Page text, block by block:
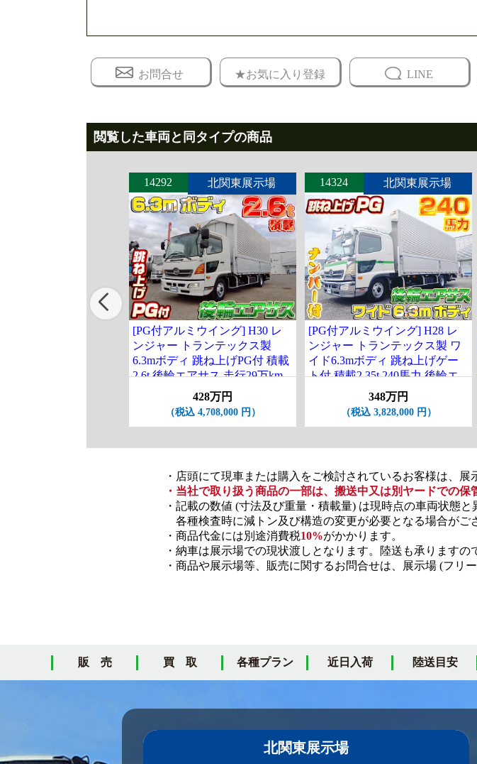
お問合せ ★お気に入り登録 LINE
閲覧した車両と同タイプの商品
14292 北関東展示場
[PG付アルミウイング] H30 レ
ンジャー トランテックス製
6.3mボディ 跳ね上げPG付 積載
2.6t 後輪エアサス 走行29万km
428万円
（税込 4,708,000 円）
14324 北関東展示場
[PG付アルミウイング] H28 レ
ンジャー トランテックス製 ワ
イド6.3mボディ 跳ね上げゲー
ト付 積載2.35t 240馬力 後輪エ
アサス ナンバー付
348万円
（税込 3,828,000 円）
・店頭にて現車または購入をご検討されているお客様は、展
・当社で取り扱う商品の一部は、搬送中又は別ヤードでの
・記載の数値 (寸法及び重量・積載量) は現時点の車両状態と
各種検査時に減トン及び構造の変更が必要となる場合がご
・商品代金には別途消費税10%がかかります。
・納車は展示場での現状渡しとなります。陸送も承りますの
・商品や展示場等、販売に関するお問合せは、展示場 (フリ
販 売 買 取 各種プラン 近日入荷 陸送目安
北関東展示場